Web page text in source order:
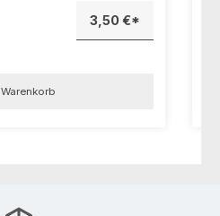
3,50 €*
Warenkorb